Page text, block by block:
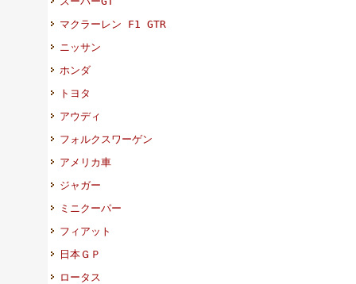
マクラーレン F1 GTR
ニッサン
ホンダ
トヨタ
アウディ
フォルクスワーゲン
アメリカ車
ジャガー
ミニクーパー
フィアット
日本ＧＰ
ロータス